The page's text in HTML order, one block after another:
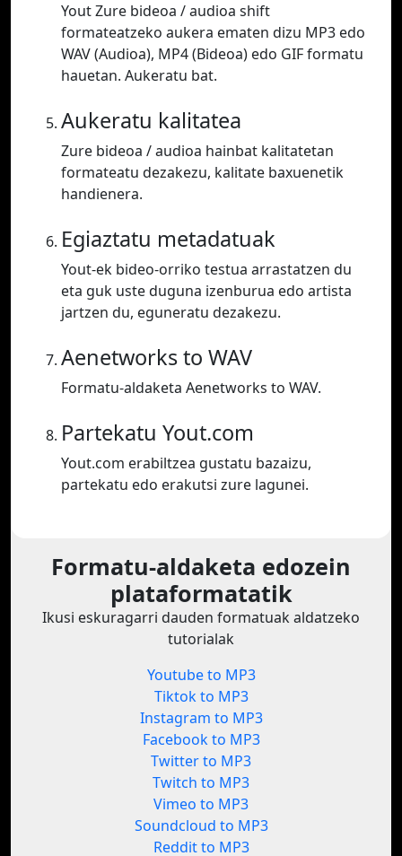
Yout Zure bideoa / audioa shift
formateatzeko aukera ematen dizu MP3 edo
WAV (Audioa), MP4 (Bideoa) edo GIF formatu
hauetan. Aukeratu bat.
Aukeratu kalitatea
Zure bideoa / audioa hainbat kalitatetan
formateatu dezakezu, kalitate baxuenetik
handienera.
Egiaztatu metadatuak
Yout-ek bideo-orriko testua arrastatzen du
eta guk uste duguna izenburua edo artista
jartzen du, eguneratu dezakezu.
Aenetworks to WAV
Formatu-aldaketa Aenetworks to WAV.
Partekatu Yout.com
Yout.com erabiltzea gustatu bazaizu,
partekatu edo erakutsi zure lagunei.
Formatu-aldaketa edozein
plataformatatik
Ikusi eskuragarri dauden formatuak aldatzeko
tutorialak
Youtube to MP3
Tiktok to MP3
Instagram to MP3
Facebook to MP3
Twitter to MP3
Twitch to MP3
Vimeo to MP3
Soundcloud to MP3
Reddit to MP3